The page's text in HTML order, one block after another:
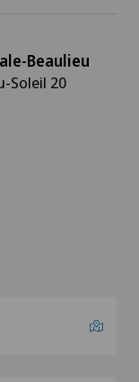
Beaulieu
Soleil 20